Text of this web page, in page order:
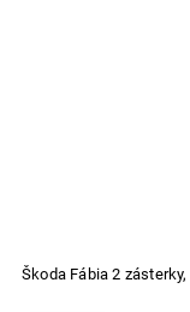
Škoda Fábia 2